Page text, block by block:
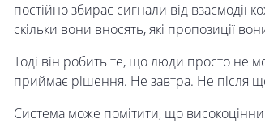
постійно збирає сигнали від взаємодії
скільки вони вносять, які пропозиції
Тоді він робить те, що люди просто не
приймає рішення. Не завтра. Не після
Система може помітити, що